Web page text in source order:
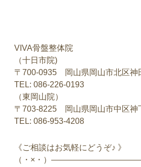
VIVA骨盤整体院
（十日市院)
〒700-0935 岡山県岡山市北区神
TEL: 086-226-0193
（東岡山院）
〒703-8225 岡山県岡山市中区神
TEL: 086-953-4208
《ご相談はお気軽にどうぞ♪ 》
（・×・）